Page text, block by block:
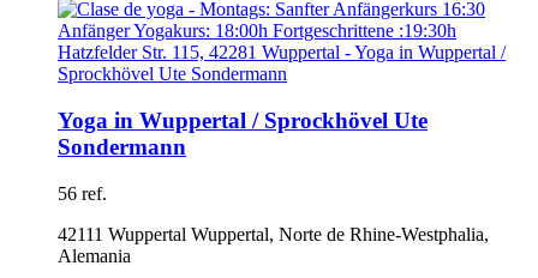
Yoga in Wuppertal / Sprockhövel Ute
Sondermann
56 ref.
42111 Wuppertal Wuppertal, Norte de Rhine-Westphalia,
Alemania